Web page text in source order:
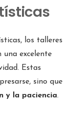
los talleres
una excelente
Estas
sino que
y la paciencia.